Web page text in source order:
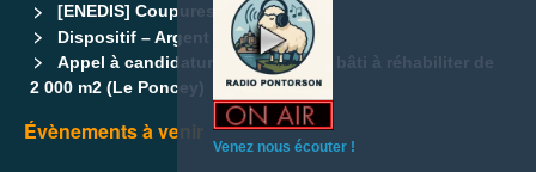
Venez nous écouter !
[ENEDIS] Coupures d’électricités
Dispositif – Argent de poche
Appel à candidatures – Ensemble bâti à réhabiliter de
2 000 m2 (Le Poncey)
Évènements à venir